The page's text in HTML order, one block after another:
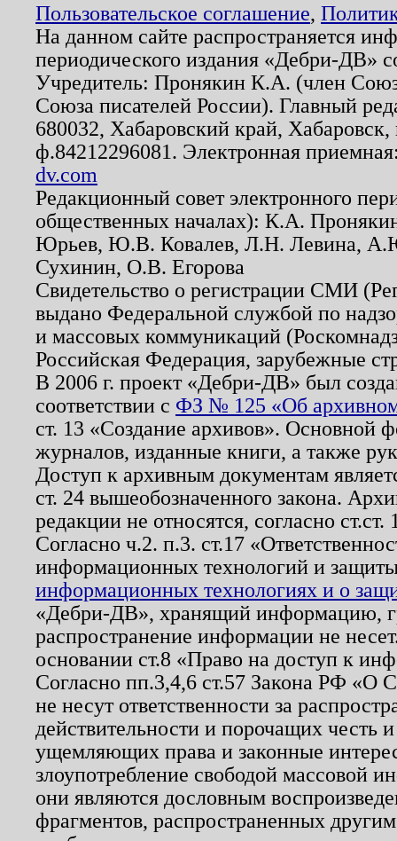
Пользовательское соглашение,
На данном сайте распространяется
периодического издания «Дебри-ДВ»
Учредитель: Пронякин К.А. (член
Союза писателей России). Главный
680032, Хабаровский край,
ф.84212296081. Электронная
dv.com
Редакционный совет электронного
общественных началах): К.А.
Юрьев, Ю.В. Ковалев, Л.Н. Левина,
Сухинин, О.В. Егорова
Свидетельство о регистрации СМИ
выдано Федеральной службой по
и массовых коммуникаций
Российская Федерация, зарубежные
В 2006 г. проект «Дебри-ДВ» был
соответствии с ФЗ № 125 «Об
ст. 13 «Создание архивов». Основной
журналов, изданные книги, а также
Доступ к архивным документам
ст. 24 вышеобозначенного закона.
редакции не относятся, согласно
Согласно ч.2. п.3. ст.17
информационных технологий и
информационных технологиях и о
«Дебри-ДВ», хранящий информацию,
распространение информации не
основании ст.8 «Право на доступ к
Согласно пп.3,4,6 ст.57 Закона РФ «О
не несут ответственности за
действительности и порочащих честь
ущемляющих права и законные
злоупотребление свободой массовой
они являются дословным
фрагментов, распространенных